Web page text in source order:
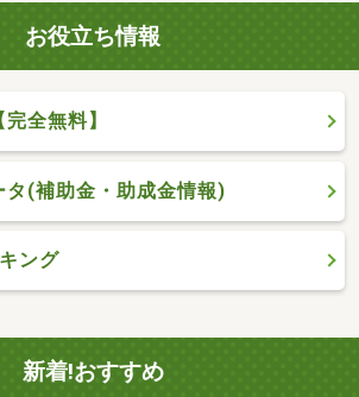
お役立ち情報
全無料】
タ(補助金・助成金情報)
ング
新着!おすすめ